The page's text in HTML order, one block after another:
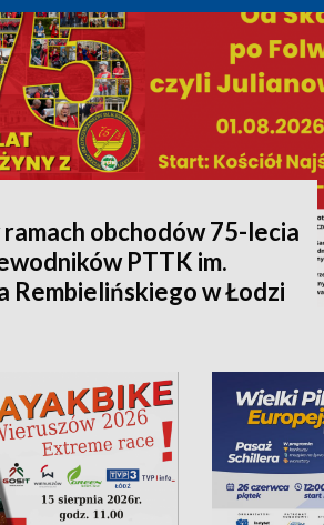
ramach obchodów 75-lecia
PTTK im.
Rembielińskiego w Łodzi